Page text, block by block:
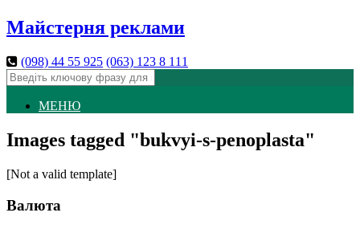
Майстерня реклами
(098) 44 55 925 (063) 123 8 111
МЕНЮ
Images tagged "bukvyi-s-penoplasta"
[Not a valid template]
Валюта